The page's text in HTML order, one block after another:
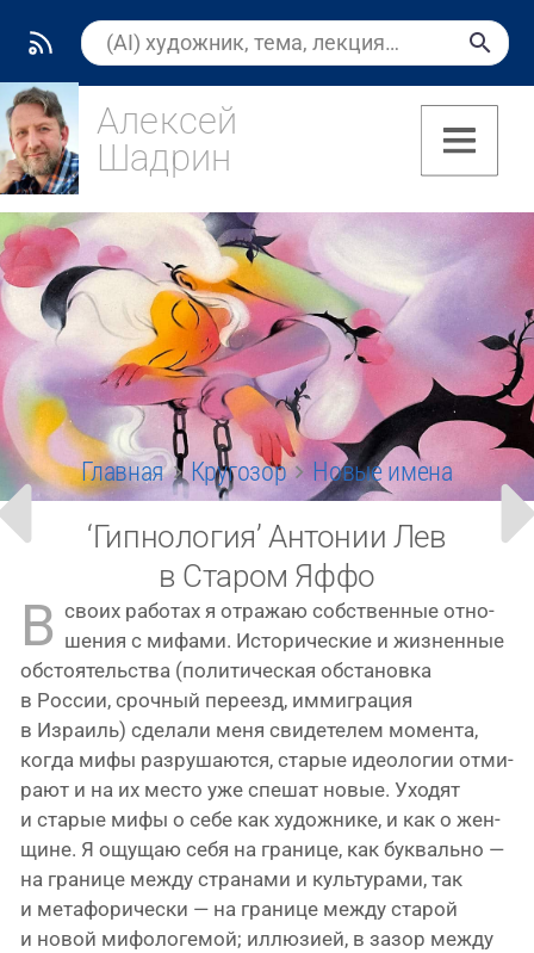
Алексей
Шадрин
(7)
Главная Кругозор Новые имена
‘Гипнология’ Антонии Лев
в Старом Яффо
В сво­их рабо­тах я отра­жаю соб­ствен­ные отно­
ше­ния с мифа­ми. Исторические и жиз­нен­ные
обсто­я­тель­ства (поли­ти­че­ская обста­нов­ка
в России, сроч­ный пере­езд, имми­гра­ция
в Израиль) сде­ла­ли меня сви­де­те­лем момен­та,
когда мифы раз­ру­ша­ют­ся, ста­рые идео­ло­гии отми­
ра­ют и на их место уже спе­шат новые. Уходят
и ста­рые мифы о себе как худож­ни­ке, и как о жен­
щине. Я ощу­щаю себя на гра­ни­це, как бук­валь­но —
на гра­ни­це меж­ду стра­на­ми и куль­ту­ра­ми, так
и мета­фо­ри­че­ски — на гра­ни­це меж­ду ста­рой
и новой мифо­ло­ге­мой; иллю­зи­ей, в зазор меж­ду